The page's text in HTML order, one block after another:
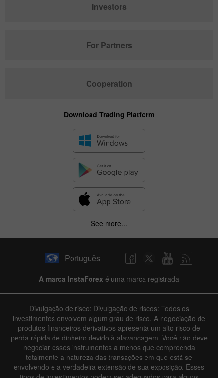
Investors
For Partners
Cooperation
Download Trading Platform
See more...
Português
A marca InstaForex é uma marca registrada
Divulgação de risco: Divulgação de riscos: Todos os
investimentos envolvem algum grau de risco. A negociação de
produtos financeiros derivativos apresenta um alto risco de
perda rápida de dinheiro devido à alavancagem. Você não deve
negociar esses instrumentos a menos que compreenda
totalmente a natureza das transações em que está se
envolvendo e a verdadeira extensão de sua exposição. Esses